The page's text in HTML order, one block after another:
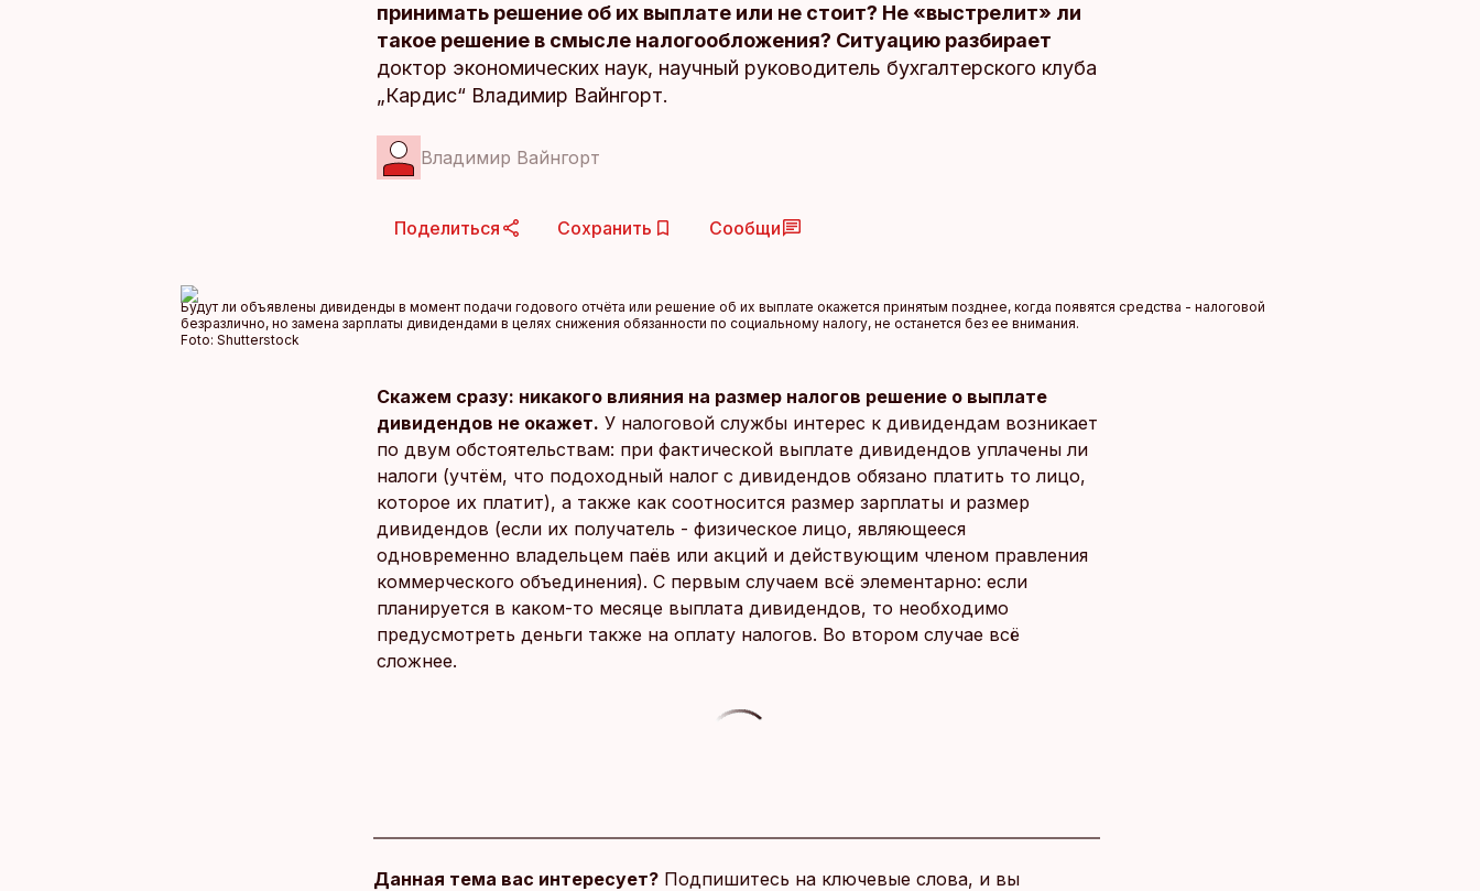
принимать решение об их выплате или не стоит? Не «выстрелит» ли
такое решение в смысле налогообложения? Ситуацию разбирает
доктор экономических наук, научный руководитель бухгалтерского клуба
„Кардис“ Владимир Вайнгорт.
Владимир Вайнгорт
Поделиться Сохранить Сообщи
Будут ли объявлены дивиденды в момент подачи годового отчёта или решение об их выплате окажется принятым позднее, когда появятся средства - налоговой
безразлично, но замена зарплаты дивидендами в целях снижения обязанности по социальному налогу, не останется без ее внимания.
Foto: Shutterstock
Скажем сразу: никакого влияния на размер налогов решение о выплате
дивидендов не окажет. У налоговой службы интерес к дивидендам возникает
по двум обстоятельствам: при фактической выплате дивидендов уплачены ли
налоги (учтём, что подоходный налог с дивидендов обязано платить то лицо,
которое их платит), а также как соотносится размер зарплаты и размер
дивидендов (если их получатель - физическое лицо, являющееся
одновременно владельцем паёв или акций и действующим членом правления
коммерческого объединения). С первым случаем всё элементарно: если
планируется в каком-то месяце выплата дивидендов, то необходимо
предусмотреть деньги также на оплату налогов. Во втором случае всё
сложнее.
Данная тема вас интересует? Подпишитесь на ключевые слова, и вы